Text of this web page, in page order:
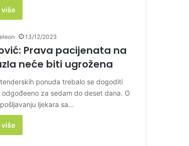
više
13/12/2023
Prava pacijenata na
neće biti ugrožena
ponuda trebalo se dogoditi
odgođeeno za sedam do deset dana. O
ljekara sa…
više